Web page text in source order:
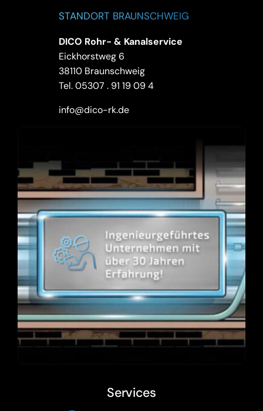
STANDORT BRAUNSCHWEIG
DICO Rohr- & Kanalservice
Eickhorstweg 6
38110 Braunschweig
Tel.05307 . 91 19 09 4
info@dico-rk.de
Services